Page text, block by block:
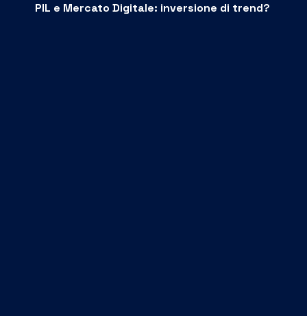
PIL e Mercato Digitale: inversione di trend?